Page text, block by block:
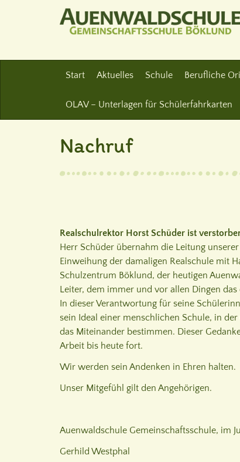
Start Aktuelles Schule Berufliche
OLAV – Unterlagen für Schülerfahrkarten
Nachruf
Realschulrektor Horst Schüder ist
Herr Schüder übernahm die Leitung
Einweihung der damaligen Realschule mit
Schulzentrum Böklund, der heutigen
Leiter, dem immer und vor allen Dingen das
In dieser Verantwortung für seine
sein Ideal einer menschlichen Schule, in
das Miteinander bestimmen. Dieser
Arbeit bis heute fort.
Wir werden sein Andenken in Ehren halten.
Unser Mitgefühl gilt den Angehörigen.
Auenwaldschule Gemeinschaftsschule, im
Gerhild Westphal